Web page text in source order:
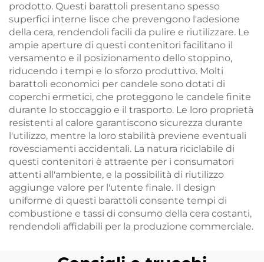
prodotto. Questi barattoli presentano spesso
superfici interne lisce che prevengono l'adesione
della cera, rendendoli facili da pulire e riutilizzare. Le
ampie aperture di questi contenitori facilitano il
versamento e il posizionamento dello stoppino,
riducendo i tempi e lo sforzo produttivo. Molti
barattoli economici per candele sono dotati di
coperchi ermetici, che proteggono le candele finite
durante lo stoccaggio e il trasporto. Le loro proprietà
resistenti al calore garantiscono sicurezza durante
l'utilizzo, mentre la loro stabilità previene eventuali
rovesciamenti accidentali. La natura riciclabile di
questi contenitori è attraente per i consumatori
attenti all'ambiente, e la possibilità di riutilizzo
aggiunge valore per l'utente finale. Il design
uniforme di questi barattoli consente tempi di
combustione e tassi di consumo della cera costanti,
rendendoli affidabili per la produzione commerciale.